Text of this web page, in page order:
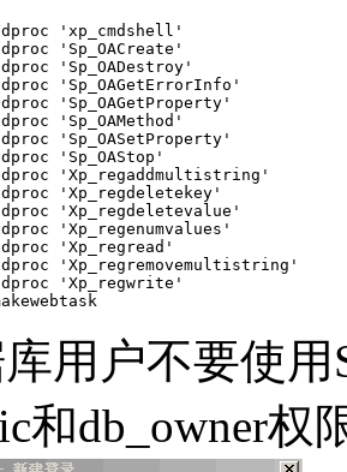
'xp_cmdshell'
'Sp_OACreate'
'Sp_OADestroy'
'Sp_OAGetErrorInfo'
'Sp_OAGetProperty'
'Sp_OAMethod'
'Sp_OASetProperty'
'Sp_OAStop'
'Xp_regaddmultistring'
'Xp_regdeletekey'
'Xp_regdeletevalue'
'Xp_regenumvalues'
'Xp_regread'
'Xp_regremovemultistring'
'Xp_regwrite'
用户不要使
和db_owner权